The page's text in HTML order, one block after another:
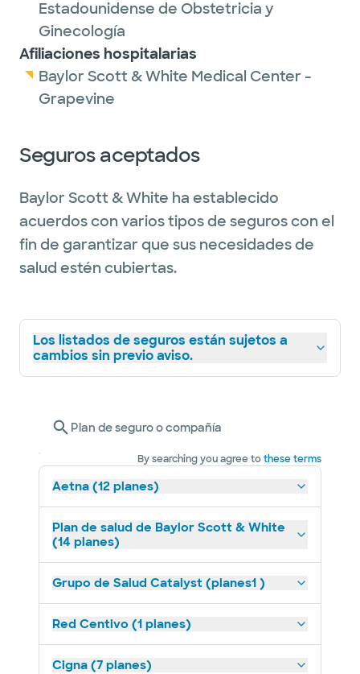
Estadounidense de Obstetricia y
Ginecología
Afiliaciones hospitalarias
Baylor Scott & White Medical Center -
Grapevine
Seguros aceptados
Baylor Scott & White ha establecido
acuerdos con varios tipos de seguros con el
fin de garantizar que sus necesidades de
salud estén cubiertas.
Los listados de seguros están sujetos a
cambios sin previo aviso.
Plan de seguro o compañía
By searching you agree tothese terms
Aetna (12 planes)
Plan de salud de Baylor Scott & White
(14 planes)
Grupo de Salud Catalyst (planes1 )
Red Centivo (1 planes)
Cigna (7 planes)